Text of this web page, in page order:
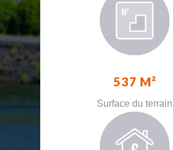
537 M²
Surface du terrain